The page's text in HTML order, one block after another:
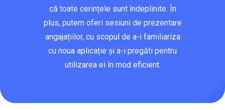
că toate cerințele sunt îndeplinite. În
plus, putem oferi sesiuni de prezentare
angajațiilor, cu scopul de a-i familiariza
cu noua aplicație și a-i pregăti pentru
utilizarea ei în mod eficient.